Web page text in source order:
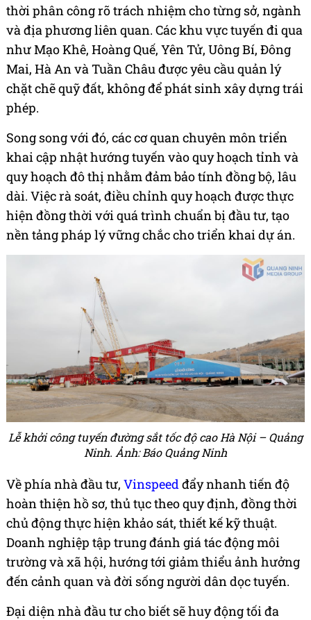
thời phân công rõ trách nhiệm cho từng sở, ngành
và địa phương liên quan. Các khu vực tuyến đi qua
như Mạo Khê, Hoàng Quế, Yên Tử, Uông Bí, Đông
Mai, Hà An và Tuần Châu được yêu cầu quản lý
chặt chẽ quỹ đất, không để phát sinh xây dựng trái
phép.
Song song với đó, các cơ quan chuyên môn triển
khai cập nhật hướng tuyến vào quy hoạch tỉnh và
quy hoạch đô thị nhằm đảm bảo tính đồng bộ, lâu
dài. Việc rà soát, điều chỉnh quy hoạch được thực
hiện đồng thời với quá trình chuẩn bị đầu tư, tạo
nền tảng pháp lý vững chắc cho triển khai dự án.
Lễ khởi công tuyến đường sắt tốc độ cao Hà Nội – Quảng
Ninh. Ảnh: Báo Quảng Ninh
Về phía nhà đầu tư, Vinspeedđẩy nhanh tiến độ
hoàn thiện hồ sơ, thủ tục theo quy định, đồng thời
chủ động thực hiện khảo sát, thiết kế kỹ thuật.
Doanh nghiệp tập trung đánh giá tác động môi
trường và xã hội, hướng tới giảm thiểu ảnh hưởng
đến cảnh quan và đời sống người dân dọc tuyến.
Đại diện nhà đầu tư cho biết sẽ huy động tối đa